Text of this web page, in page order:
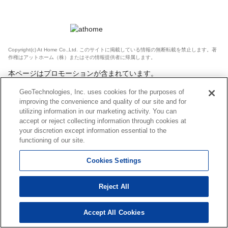
Copyright(c) At Home Co.,Ltd. このサイトに掲載している情報の無断転載を禁止します。著
作権はアットホーム（株）またはその情報提供者に帰属します。
本ページはプロモーションが含まれています。
GeoTechnologies, Inc. uses cookies for the purposes of
improving the convenience and quality of our site and for
utilizing information in our marketing activity. You can
accept or reject collecting information through cookies at
your discretion except information essential to the
functioning of our site.
Cookies Settings
Reject All
Accept All Cookies